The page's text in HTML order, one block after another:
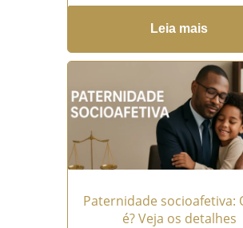
mais difíceis na vida de
ama e cuida de uma
Leia mais →
Leia mais
Paternidade socioafetiva:
é? Veja os detalhes